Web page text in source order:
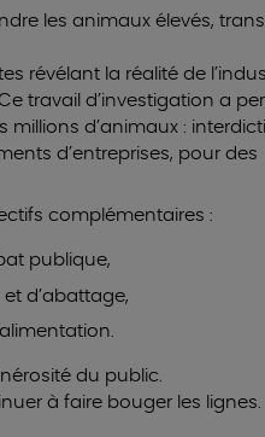
les animaux élevés,
révélant la réalité de
travail d’investigation a
millions d’animaux :
d’entreprises, pour des
complémentaires :
publique,
d’abattage,
du public.
à faire bouger les lignes.